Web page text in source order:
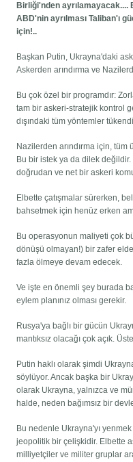
Birliği'nden ayrılamayacak....
ABD'nin ayrılması Taliban'ı
için!..
Başkan Putin, Ukrayna'daki
Askerden arındırma ve
Bu çok özel bir programdır:
tam bir askeri-stratejik kontrol
dışındaki tüm yöntemler
Nazilerden arındırma için,
Bu bir istek ya da dilek
doğrudan ve net bir askeri
Elbette çatışmalar sürerken,
bahsetmek için henüz erken
Bu operasyonun maliyeti çok
dönüşü olmayan!) bir zafer
fazla ölmeye devam edecek.
Ve işte en önemli şey burada
eylem planınız olması gerekir.
Rusya'ya bağlı bir gücün
mantıksız olacağı çok açık.
Putin haklı olarak şimdi
söylüyor. Ancak başka bir
olarak Ukrayna, yalnızca ve
halde, neden bağımsız bir
Bu nedenle Ukrayna'yı
jeopolitik bir çelişkidir. Elbette
milliyetçiler ve militer gruplar